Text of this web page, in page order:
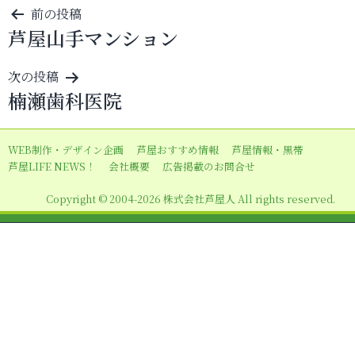
投
稿
ナ
ビ
ゲ
ー
シ
ン
前の投稿
芦屋山手マンション
次の投稿
楠瀬歯科医院
WEB制作・デザイン企画 芦屋おすすめ情報
芦屋情報・黒帯
芦屋LIFE NEWS！
会社概要 広告掲載のお問合せ
Copyright © 2004-2026 株式会社芦屋人 All rights reserved.